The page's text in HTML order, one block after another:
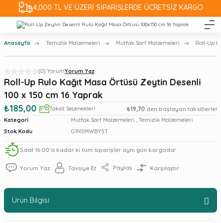
4,000 TL VE ÜZERİ SİPARİŞLERDE ÜCRETSİZ KARGO
Anasayfa Temizlik Malzemeleri Mutfak Sarf Malzemeleri Roll-Up
(0) YorumYorum Yaz
Roll-Up Rulo Kağıt Masa Örtüsü Zeytin Desenli
100 x 150 cm 16 Yaprak
₺185,00
Taksit Seçenekleri ₺19,70 den başlayan taksitlerle!
Kategori Mutfak Sarf Malzemeleri , Temizlik Malzemeleri
Stok Kodu
G1N5MWBY5T
Saat 16:00’a kadar ki tüm siparişler aynı gün kargoda!
Yorum Yaz Tavsiye Et Paylaş Karşılaştır
Ürün Bilgisi